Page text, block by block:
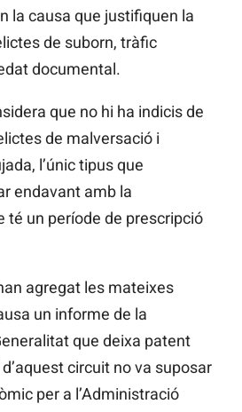
la causa que justifiquen la
de suborn, tràfic
documental.
que no hi ha indicis de
de malversació i
l’únic tipus que
endavant amb la
té un període de prescripció
agregat les mateixes
un informe de la
que deixa patent
circuit no va suposar
per a l’Administració